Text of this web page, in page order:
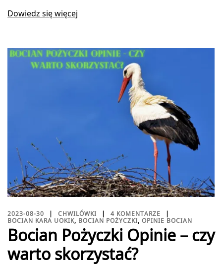
Dowiedz się więcej
2023-08-30 CHWILÓWKI
4 KOMENTARZE
BOCIAN KARA UOKIK, BOCIAN POŻYCZKI, OPINIE BOCIAN
Bocian Pożyczki Opinie – czy
warto skorzystać?